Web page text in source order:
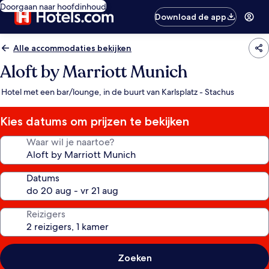
Doorgaan naar hoofdinhoud
Download de app
Alle accommodaties bekijken
Aloft by Marriott Munich
Hotel met een bar/lounge, in de buurt van Karlsplatz - Stachus
Kies datums om prijzen te bekijken
Waar wil je naartoe?
Datums
Reizigers
Zoeken